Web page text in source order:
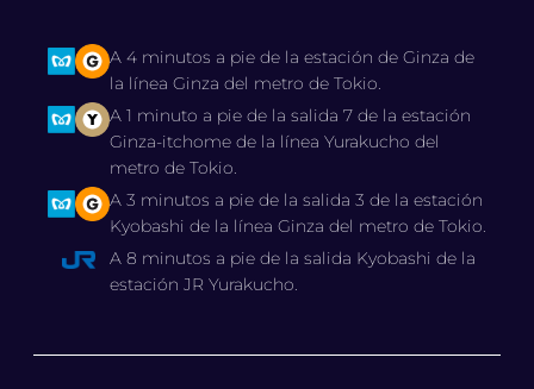
A 4 minutos a pie de la estación de Ginza de
la línea Ginza del metro de Tokio.
A 1 minuto a pie de la salida 7 de la estación
Ginza-itchome de la línea Yurakucho del
metro de Tokio.
A 3 minutos a pie de la salida 3 de la estación
Kyobashi de la línea Ginza del metro de Tokio.
A 8 minutos a pie de la salida Kyobashi de la
estación JR Yurakucho.